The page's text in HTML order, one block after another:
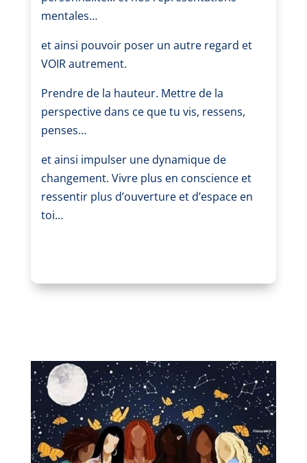
mentales…
et ainsi pouvoir poser un autre regard et
VOIR autrement.
Prendre de la hauteur. Mettre de la
perspective dans ce que tu vis, ressens,
penses…
et ainsi impulser une dynamique de
changement. Vivre plus en conscience et
ressentir plus d’ouverture et d’espace en
toi…